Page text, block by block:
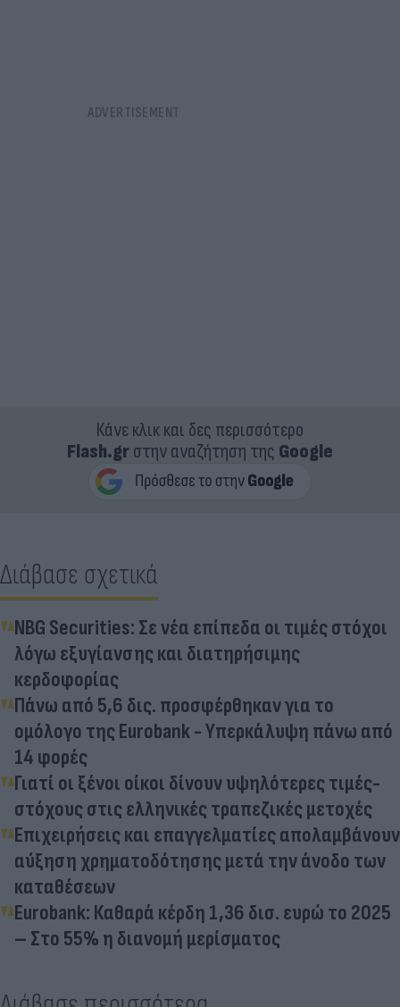
Κάνε κλικ και δες περισσότερο
Flash.grστην αναζήτηση της Google
Διάβασε σχετικά
NBG Securities: Σε νέα επίπεδα οι τιμές στόχοι
λόγω εξυγίανσης και διατηρήσιμης
κερδοφορίας
Πάνω από 5,6 δις. προσφέρθηκαν για το
ομόλογο της Eurobank - Υπερκάλυψη πάνω από
14 φορές
Γιατί οι ξένοι οίκοι δίνουν υψηλότερες τιμές-
στόχους στις ελληνικές τραπεζικές μετοχές
Επιχειρήσεις και επαγγελματίες απολαμβάνουν
αύξηση χρηματοδότησης μετά την άνοδο των
καταθέσεων
Eurobank: Καθαρά κέρδη 1,36 δισ. ευρώ το 2025
– Στο 55% η διανομή μερίσματος